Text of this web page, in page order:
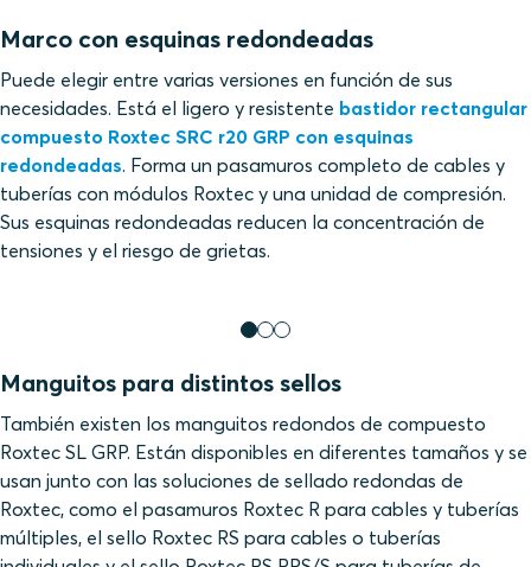
Marco con esquinas redondeadas
Puede elegir entre varias versiones en función de sus
necesidades. Está el ligero y resistente bastidor rectangular
compuesto Roxtec SRC r20 GRP con esquinas
redondeadas. Forma un pasamuros completo de cables y
tuberías con módulos Roxtec y una unidad de compresión.
Sus esquinas redondeadas reducen la concentración de
tensiones y el riesgo de grietas.
Manguitos para distintos sellos
También existen los manguitos redondos de compuesto
Roxtec SL GRP. Están disponibles en diferentes tamaños y se
usan junto con las soluciones de sellado redondas de
Roxtec, como el pasamuros Roxtec R para cables y tuberías
múltiples, el sello Roxtec RS para cables o tuberías